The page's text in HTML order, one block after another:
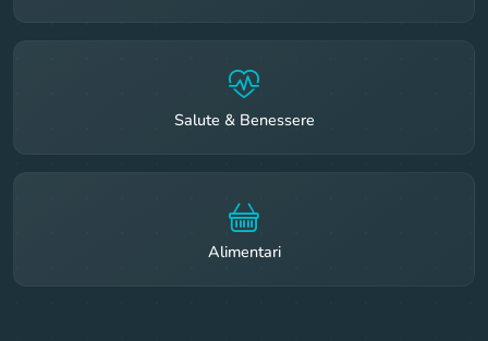
Salute & Benessere
Alimentari